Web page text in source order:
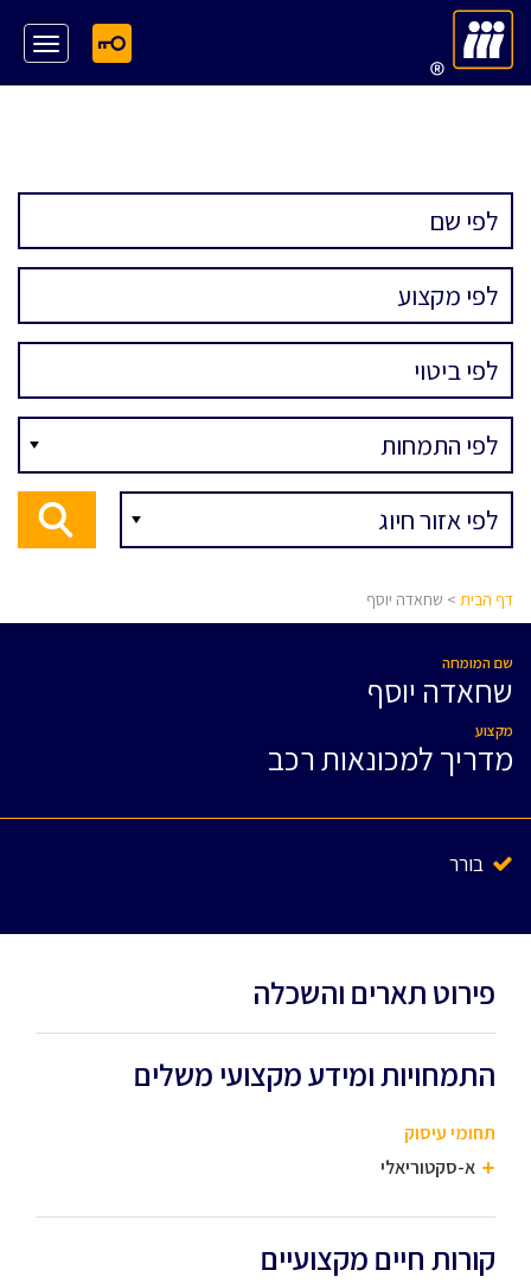
דף הבית > שחאדה יוסף
שם המומחה
שחאדה יוסף
מקצוע
מדריך למכונאות רכב
בורר
פירוט תארים והשכלה
התמחויות ומידע מקצועי משלים
תחומי עיסוק
א-סקטוריאלי
קורות חיים מקצועיים